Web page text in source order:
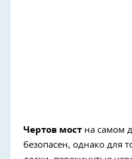
Чертов мост на самом
безопасен, однако для